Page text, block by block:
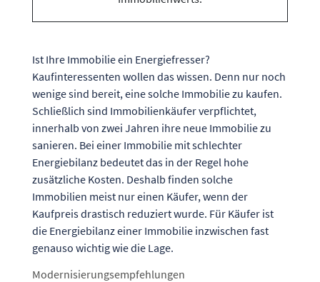
Ist Ihre Immobilie ein Energiefresser?
Kaufinteressenten wollen das wissen. Denn nur noch
wenige sind bereit, eine solche Immobilie zu kaufen.
Schließlich sind Immobilienkäufer verpflichtet,
innerhalb von zwei Jahren ihre neue Immobilie zu
sanieren. Bei einer Immobilie mit schlechter
Energiebilanz bedeutet das in der Regel hohe
zusätzliche Kosten. Deshalb finden solche
Immobilien meist nur einen Käufer, wenn der
Kaufpreis drastisch reduziert wurde. Für Käufer ist
die Energiebilanz einer Immobilie inzwischen fast
genauso wichtig wie die Lage.
Modernisierungsempfehlungen